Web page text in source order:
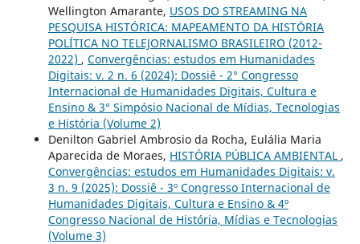
Wellington Amarante, USOS DO STREAMING NA
PESQUISA HISTÓRICA: MAPEAMENTO DA HISTÓRIA
POLÍTICA NO TELEJORNALISMO BRASILEIRO (2012-
2022) , Convergências: estudos em Humanidades
Digitais: v. 2 n. 6 (2024): Dossiê - 2° Congresso
Internacional de Humanidades Digitais, Cultura e
Ensino & 3° Simpósio Nacional de Mídias, Tecnologias
e História (Volume 2)
Denilton Gabriel Ambrosio da Rocha, Eulália Maria
Aparecida de Moraes, HISTÓRIA PÚBLICA AMBIENTAL ,
Convergências: estudos em Humanidades Digitais: v.
3 n. 9 (2025): Dossiê - 3º Congresso Internacional de
Humanidades Digitais, Cultura e Ensino & 4º
Congresso Nacional de História, Mídias e Tecnologias
(Volume 3)